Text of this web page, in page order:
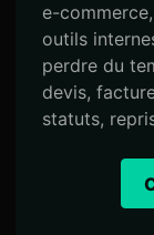
e-
outils
perdre du
devis,
statuts,